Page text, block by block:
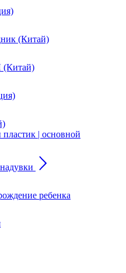
(Китай)
| основной
ребенка